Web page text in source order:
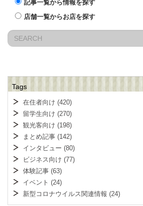
記事一覧から情報を探す
店舗一覧からお店を探す
Tags
在住者向け (420)
留学生向け (270)
観光客向け (198)
まとめ記事 (142)
インタビュー (80)
ビジネス向け (77)
体験記事 (63)
イベント (24)
新型コロナウイルス関連情報 (24)